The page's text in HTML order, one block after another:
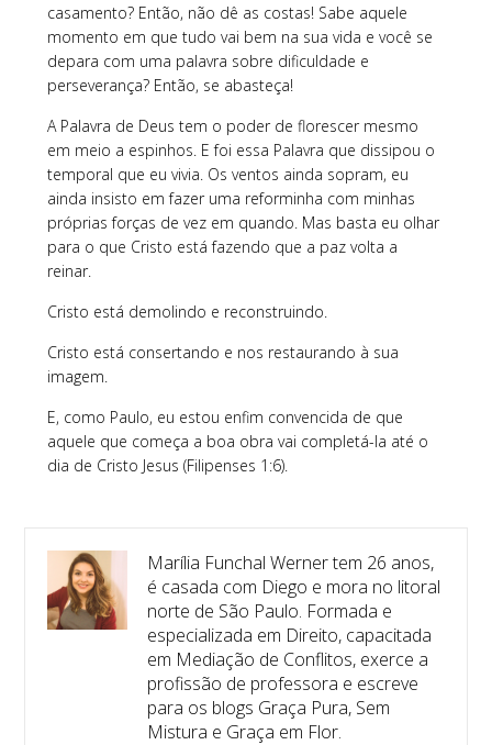
casamento? Então, não dê as costas! Sabe aquele
momento em que tudo vai bem na sua vida e você se
depara com uma palavra sobre dificuldade e
perseverança? Então, se abasteça!
A Palavra de Deus tem o poder de florescer mesmo
em meio a espinhos. E foi essa Palavra que dissipou o
temporal que eu vivia. Os ventos ainda sopram, eu
ainda insisto em fazer uma reforminha com minhas
próprias forças de vez em quando. Mas basta eu olhar
para o que Cristo está fazendo que a paz volta a
reinar.
Cristo está demolindo e reconstruindo.
Cristo está consertando e nos restaurando à sua
imagem.
E, como Paulo, eu estou enfim convencida de que
aquele que começa a boa obra vai completá-la até o
dia de Cristo Jesus (Filipenses 1:6).
Marília Funchal Werner tem 26 anos,
é casada com Diego e mora no litoral
norte de São Paulo. Formada e
especializada em Direito, capacitada
em Mediação de Conflitos, exerce a
profissão de professora e escreve
para os blogs Graça Pura, Sem
Mistura e Graça em Flor.